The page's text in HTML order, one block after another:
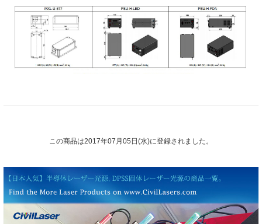
この商品は2017年07月05日(水)に登録されました。